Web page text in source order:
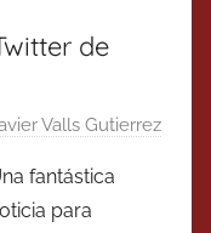
de
Valls Gutierrez
fantástica
para